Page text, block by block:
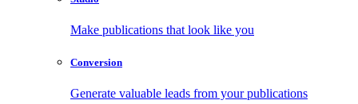
Make publications that look like you
Conversion
Generate valuable leads from your publications